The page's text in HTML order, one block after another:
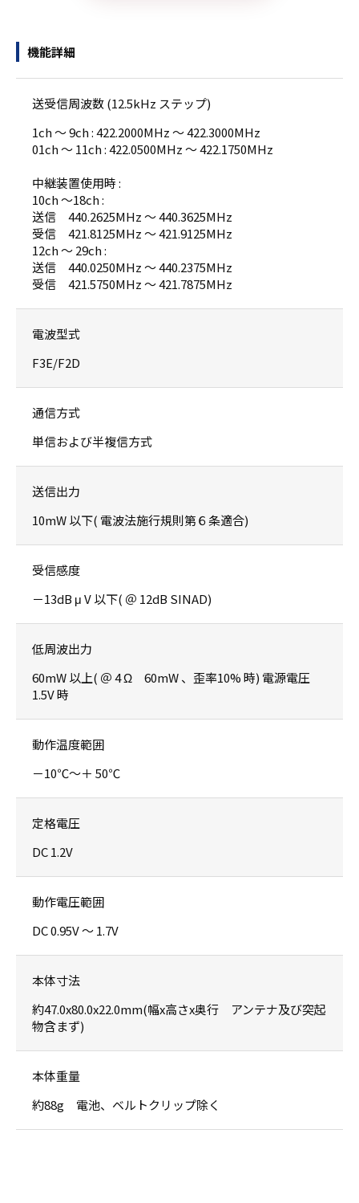
機能詳細
送受信周波数 (12.5kHz ステップ)
1ch ～ 9ch : 422.2000MHz ～ 422.3000MHz
01ch ～ 11ch : 422.0500MHz ～ 422.1750MHz
中継装置使用時 :
10ch ～18ch :
送信 440.2625MHz ～ 440.3625MHz
受信 421.8125MHz ～ 421.9125MHz
12ch ～ 29ch :
送信 440.0250MHz ～ 440.2375MHz
受信 421.5750MHz ～ 421.7875MHz
電波型式
F3E/F2D
通信方式
単信および半複信方式
送信出力
10mW 以下( 電波法施行規則第６条適合)
受信感度
－13dB μ V 以下( ＠ 12dB SINAD)
低周波出力
60mW 以上( ＠ 4 Ω 60mW 、歪率10% 時) 電源電圧
1.5V 時
動作温度範囲
－10℃～＋ 50℃
定格電圧
DC 1.2V
動作電圧範囲
DC 0.95V ～ 1.7V
本体寸法
約47.0x80.0x22.0mm(幅x高さx奥行 アンテナ及び突起
物含まず)
本体重量
約88g 電池、ベルトクリップ除く